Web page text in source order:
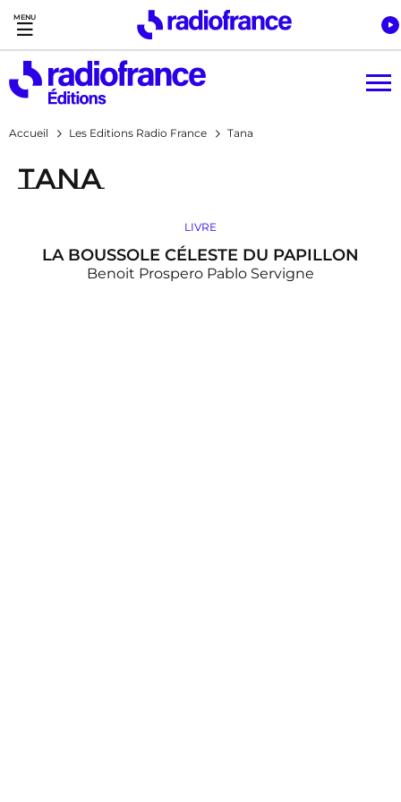
Accès direct :
Menu principal
Contenu
Accueil Les Editions Radio France Tana
Tana
LIVRE
LA BOUSSOLE CÉLESTE DU PAPILLON
Benoit Prospero Pablo Servigne